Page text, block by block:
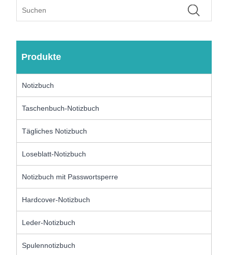
Produkte
Notizbuch
Taschenbuch-Notizbuch
Tägliches Notizbuch
Loseblatt-Notizbuch
Notizbuch mit Passwortsperre
Hardcover-Notizbuch
Leder-Notizbuch
Spulennotizbuch